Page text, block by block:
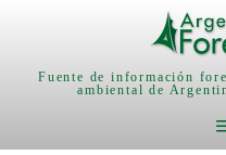
Fuente de información
ambiental de